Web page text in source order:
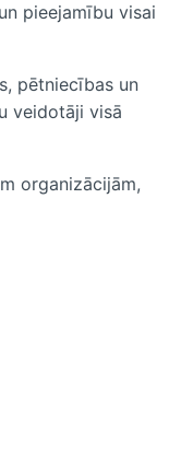
pieejamību visai
pētniecības un
veidotāji visā
organizācijām,